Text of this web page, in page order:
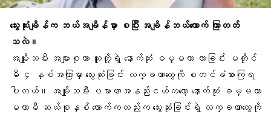
သွေးဆုံးချိန်က ဘယ်အချိန်မှာ စပြီး အချိန်ဘယ်လောက် ကြာတတ်
သလဲ။
အမျိုးသမီး အများစုဟာ သူတို့ရဲ့ နောက်ဆုံး ဓမ္မတာ လာခြင်း မတိုင်
မီ ၄ နှစ်အကြာမှာ သွေးဆုံးခြင်း လက္ခဏာတွေကို စတင်ခံစားကြရ
ပါတယ်။ အမျိုးသမီး ပမာဏအနည်းငယ်ကတော့ နောက်ဆုံး ဓမ္မတာ
မလာမီ ဆယ်စုနှစ် လောက်ကတည်းက သွေးဆုံးခြင်းရဲ့ လက္ခဏာတွေကို